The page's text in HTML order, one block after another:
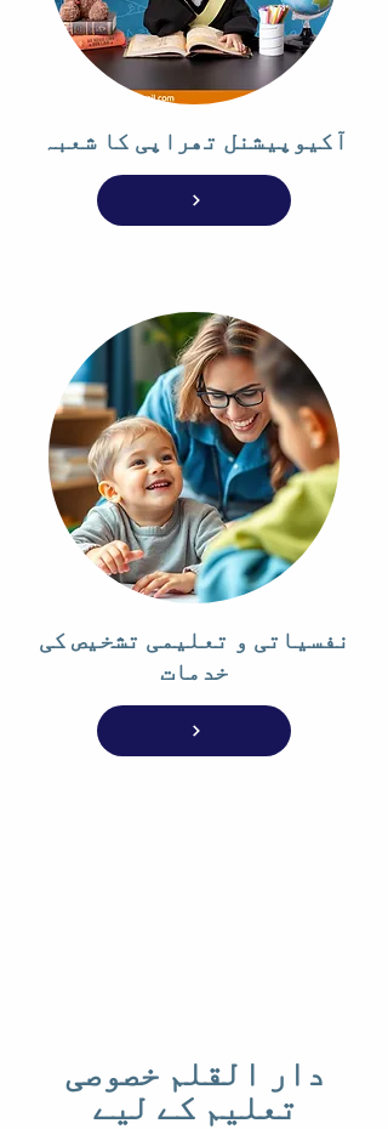
آکیوپیشنل تھراپی کا شعبہ
نفسیاتی و تعلیمی تشخیص کی
خدمات
دار القلم خصوصی
تعلیم کے لیے